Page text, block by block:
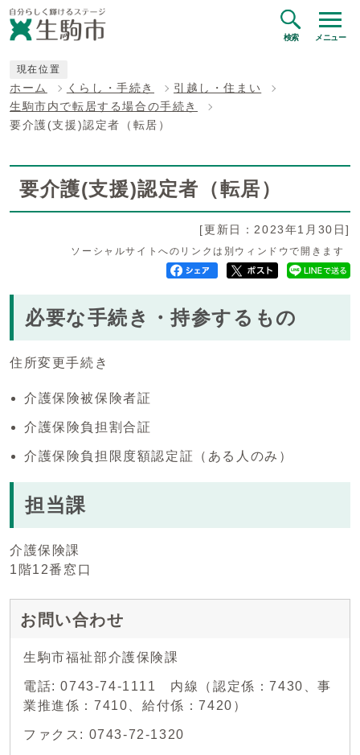
検索 メニュー
現在位置
ホーム くらし・手続き
引越し・住まい
生駒市内で転居する場合の手続き
要介護(支援)認定者（転居）
要介護(支援)認定者（転居）
[更新日：2023年1月30日]
ソーシャルサイトへのリンクは別ウィンドウで開きます
必要な手続き・持参するもの
住所変更手続き
介護保険被保険者証
介護保険負担割合証
介護保険負担限度額認定証（ある人のみ）
担当課
介護保険課
1階12番窓口
お問い合わせ
生駒市福祉部介護保険課
電話: 0743-74-1111 内線（認定係：7430、事
業推進係：7410、給付係：7420）
ファクス: 0743-72-1320